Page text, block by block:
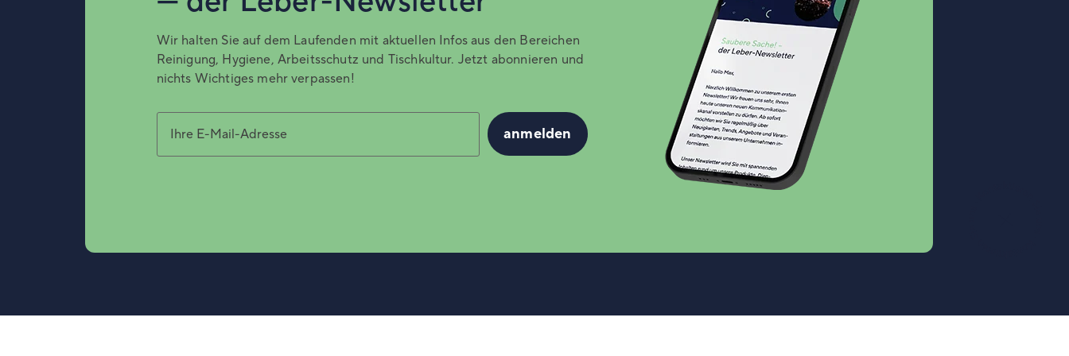
Wir halten Sie auf dem Laufenden mit aktuellen Infos aus den Bereichen
Reinigung, Hygiene, Arbeitsschutz und Tischkultur. Jetzt abonnieren und
nichts Wichtiges mehr verpassen!
anmelden